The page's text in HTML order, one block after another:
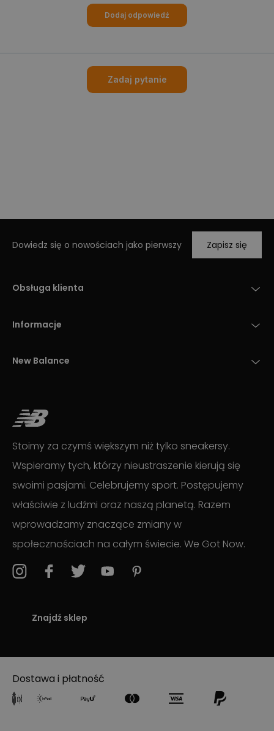
Dodaj odpowiedź
Zadaj pytanie
Dowiedz się o nowościach jako pierwszy Zapisz się
Obsługa klienta
Informacje
New Balance
Stoimy za czymś większym niż tylko sneakersy.
Wspieramy tych, którzy nieustraszenie kierują się
swoimi pasjami. Celebrujemy sport. Postępujemy
właściwie z ludźmi oraz naszą planetą. Razem
wprowadzamy znaczące zmiany w
społecznościach na całym świecie. We Got Now.
Znajdź sklep
Dostawa i płatność